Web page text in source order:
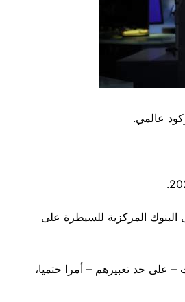
عالمي.
المركزية للسيطرة على
على حد تعبيرهم – أمرا حتميا،